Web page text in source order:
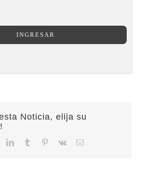
INGRESAR
Noticia, elija su
LinkedInTumblr Pinterest
Vk Email